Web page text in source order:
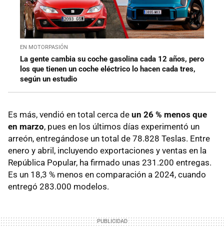
EN MOTORPASIÓN
La gente cambia su coche gasolina cada 12 años, pero
los que tienen un coche eléctrico lo hacen cada tres,
según un estudio
Es más, vendió en total cerca de un 26 % menos que
en marzo, pues en los últimos días experimentó un
arreón, entregándose un total de 78.828 Teslas. Entre
enero y abril, incluyendo exportaciones y ventas en la
República Popular, ha firmado unas 231.200 entregas.
Es un 18,3 % menos en comparación a 2024, cuando
entregó 283.000 modelos.